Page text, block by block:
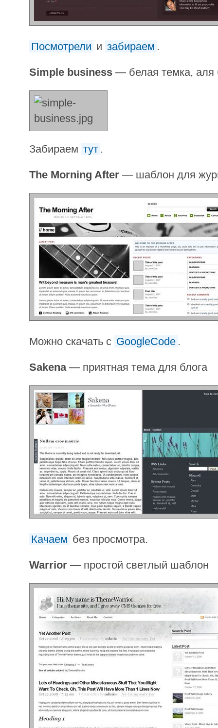
Посмотрели и забираем .
Simple business — белая темка, аля
Забираем тут .
The Morning After — шаблон для
Можно скачать с GoogleCode .
Sakena— приятная тема для блога
Качаем без просмотра.
Warrior — простой светлый шаблон